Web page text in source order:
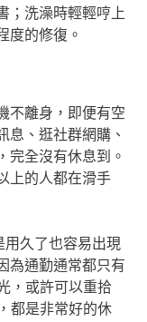
；洗澡時輕輕哼上
度的修復。
不離身，即便有空
息、逛社群網購、
全沒有休息到。
上的人都在滑手
用久了也容易出現
為通勤通常都只有
，或許可以重拾
都是非常好的休